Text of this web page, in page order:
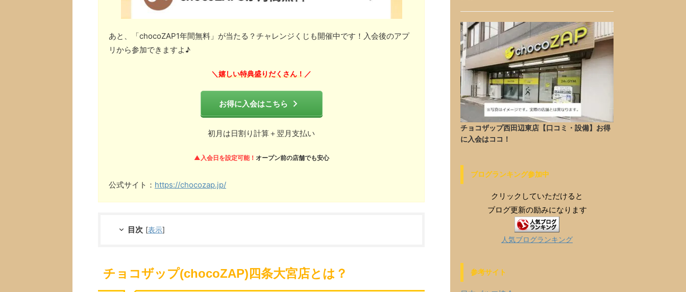
あと、「chocoZAP1年間無料」が当たる？チャレンジくじも開催中です！入会後のアプ
リから参加できますよ♪
＼嬉しい特典盛りだくさん！／
お得に入会はこちら
初月は日割り計算＋翌月支払い
▲入会日を設定可能！ オープン前の店舗でも安心
公式サイト： https://chocozap.jp/
目次 [表示]
チョコザップ(chocoZAP)四条大宮店とは？
チョコザップ西田辺東店【口コミ・設備】お得
に入会はココ！
ブログランキング参加中
クリックしていただけると
ブログ更新の励みになります
人気ブログランキング
参考サイト